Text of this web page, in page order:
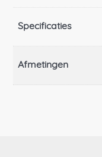
Specificaties
Afmetingen